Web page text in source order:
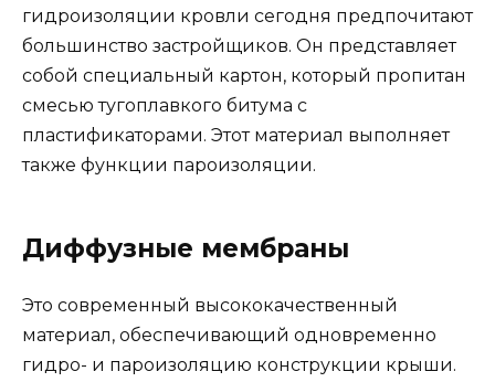
гидроизоляции кровли сегодня предпочитают
большинство застройщиков. Он представляет
собой специальный картон, который пропитан
смесью тугоплавкого битума с
пластификаторами. Этот материал выполняет
также функции пароизоляции.
Диффузные мембраны
Это современный высококачественный
материал, обеспечивающий одновременно
гидро- и пароизоляцию конструкции крыши.